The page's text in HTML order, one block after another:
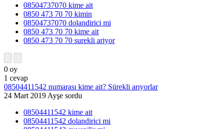
08504737070 kime ait
0850 473 70 70 kimin
08504737070 dolandirici mi
0850 473 70 70 kime ait
0850 473 70 70 surekli ariyor
0 oy
1 cevap
08504411542 numarası kime ait? Sürekli arıyorlar
24 Mart 2019 Ayşe sordu
08504411542 kime ait
08504411542 dolandirici mi